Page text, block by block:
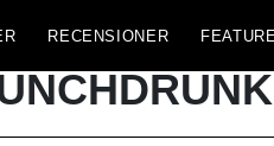
RECENSIONER